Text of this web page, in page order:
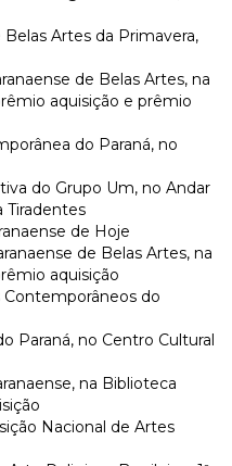
Belas Artes da Primavera,
de Belas Artes, na
aquisição e prêmio
do Paraná, no
do Grupo Um, no Andar
Tiradentes
de Hoje
de Belas Artes, na
aquisição
Contemporâneos do
Paraná, no Centro Cultural
na Biblioteca
Nacional de Artes